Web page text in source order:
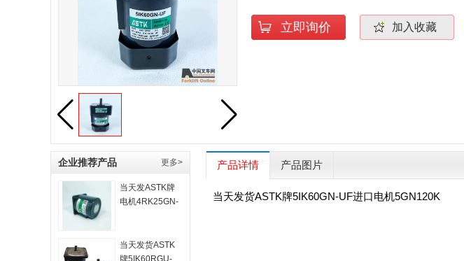
立即询价 加入收藏
企业推荐产品 更多>
当天发ASTK牌
电机4RK25GN-
当天发货ASTK
牌5IK60RGU-
产品详情 产品图片
当天发货ASTK牌5IK60GN-UF进口电机5GN120K